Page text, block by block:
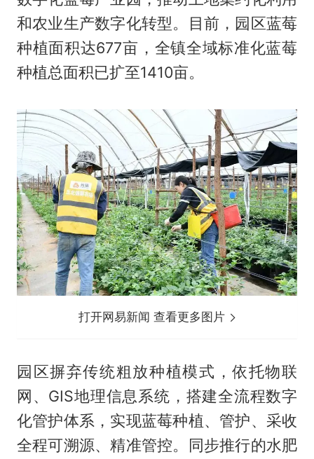
和农业生产数字化转型。目前，园区蓝莓
种植面积达677亩，全镇全域标准化蓝莓
种植总面积已扩至1410亩。
打开网易新闻 查看更多图片
园区摒弃传统粗放种植模式，依托物联
网、GIS地理信息系统，搭建全流程数字
化管护体系，实现蓝莓种植、管护、采收
全程可溯源、精准管控。同步推行的水肥